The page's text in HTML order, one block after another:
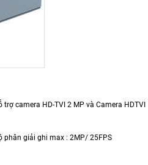
trợ camera HD-TVI 2 MP và Camera
phân giải ghi max : 2MP/ 25FPS